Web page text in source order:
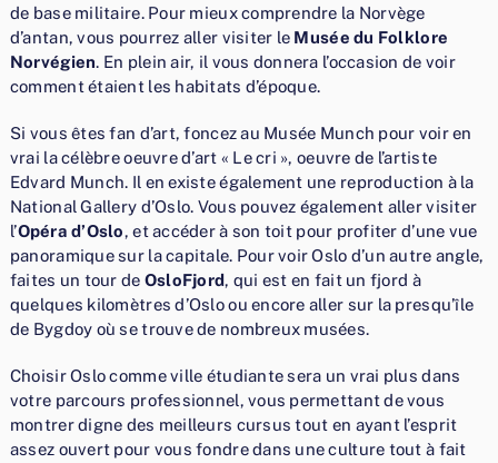
de base militaire. Pour mieux comprendre la Norvège
d’antan, vous pourrez aller visiter le Musée du Folklore
Norvégien. En plein air, il vous donnera l’occasion de voir
comment étaient les habitats d’époque.
Si vous êtes fan d’art, foncez au Musée Munch pour voir en
vrai la célèbre oeuvre d’art « Le cri », oeuvre de l’artiste
Edvard Munch. Il en existe également une reproduction à la
National Gallery d’Oslo. Vous pouvez également aller visiter
l’Opéra d’Oslo, et accéder à son toit pour profiter d’une vue
panoramique sur la capitale. Pour voir Oslo d’un autre angle,
faites un tour de OsloFjord, qui est en fait un fjord à
quelques kilomètres d’Oslo ou encore aller sur la presqu’île
de Bygdoy où se trouve de nombreux musées.
Choisir Oslo comme ville étudiante sera un vrai plus dans
votre parcours professionnel, vous permettant de vous
montrer digne des meilleurs cursus tout en ayant l’esprit
assez ouvert pour vous fondre dans une culture tout à fait